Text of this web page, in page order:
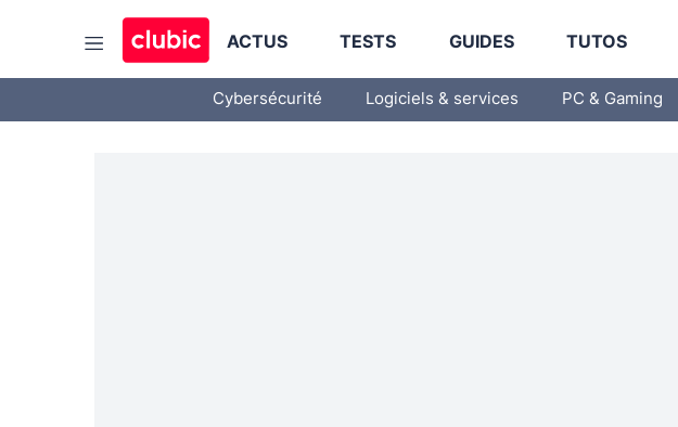
ACTUS TESTS GUIDES TUTOS
Cybersécurité Logiciels & services PC & Gaming